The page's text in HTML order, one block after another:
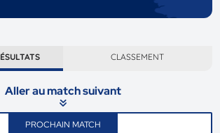
CLASSEMENT
Aller au match suivant
PROCHAIN MATCH